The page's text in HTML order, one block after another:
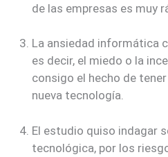
de las empresas es muy
La ansiedad informática
es decir, el miedo o la
consigo el hecho de
nueva tecnología.
El estudio quiso indagar
tecnológica, por los